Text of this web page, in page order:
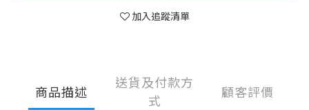
加入追蹤清單
商品描述
送貨及付款方
式
顧客評價